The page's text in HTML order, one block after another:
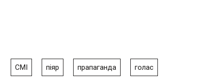
СМІ піяр прапаганда голас